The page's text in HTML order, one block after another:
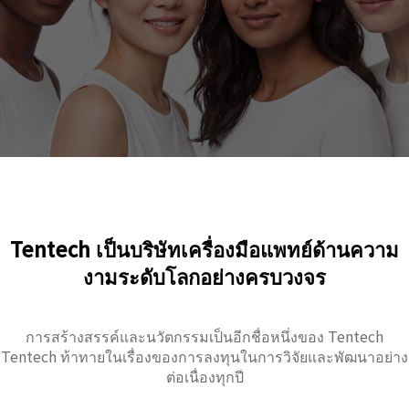
Tentech เป็นบริษัทเครื่องมือแพทย์ด้านความ
งามระดับโลกอย่างครบวงจร
การสร้างสรรค์และนวัตกรรมเป็นอีกชื่อหนึ่งของ Tentech
Tentech ท้าทายในเรื่องของการลงทุนในการวิจัยและพัฒนาอย่าง
ต่อเนื่องทุกปี